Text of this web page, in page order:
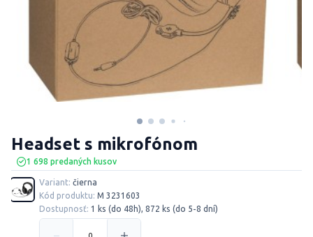
1 698 predaných kusov
Headset s mikrofónom
Variant: čierna
Kód produktu: M 3231603
Dostupnosť: 1 ks (do 48h), 872 ks (do 5-8 dní)